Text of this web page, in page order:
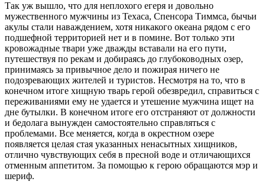
Так уж вышло, что для неплохого егеря и довольно
мужественного мужчины из Техаса, Спенсора Тиммса, бычьи
акулы стали наваждением, хотя никакого океана рядом с его
подшефной территорией нет и в помине. Вот только эти
кровожадные твари уже дважды вставали на его пути,
путешествуя по рекам и добираясь до глубоководных озер,
принимаясь за привычное дело и пожирая ничего не
подозревающих жителей и туристов. Несмотря на то, что в
конечном итоге хищную тварь герой обезвредил, справиться с
переживаниями ему не удается и утешение мужчина ищет на
дне бутылки. В конечном итоге его отстраняют от должности
и бедолага вынужден самостоятельно справляться с
проблемами. Все меняется, когда в окрестном озере
появляется целая стая указанных ненасытных хищников,
отлично чувствующих себя в пресной воде и отличающихся
отменным аппетитом. За помощью к герою обращаются мэр и
шериф.